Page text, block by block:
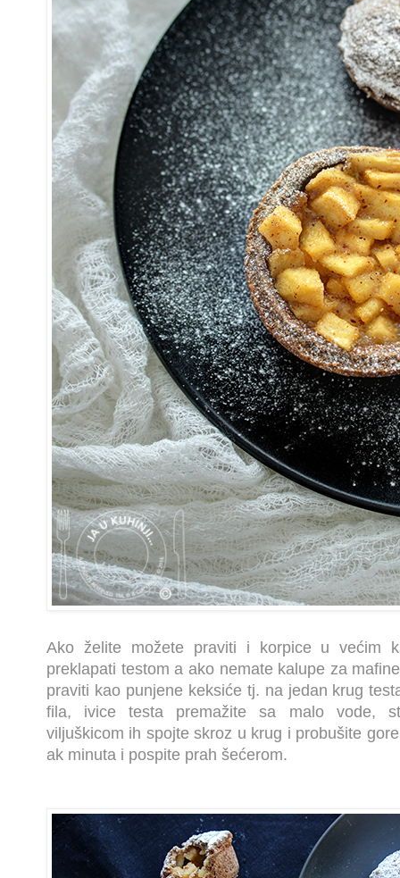
Ako želite možete praviti i korpice u većim
preklapati testom a ako nemate kalupe za
praviti kao punjene keksiće tj. na jedan krug
fila, ivice testa premažite sa malo vode,
viljuškicom ih spojte skroz u krug i probušite
ak minuta i pospite prah šećerom.